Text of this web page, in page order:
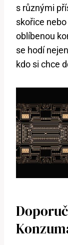
s různými
skořice
oblíbenou
se hodí
kdo si chce